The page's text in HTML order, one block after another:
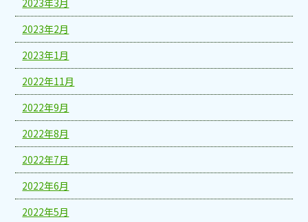
2023年2月
2023年1月
2022年11月
2022年9月
2022年8月
2022年7月
2022年6月
2022年5月